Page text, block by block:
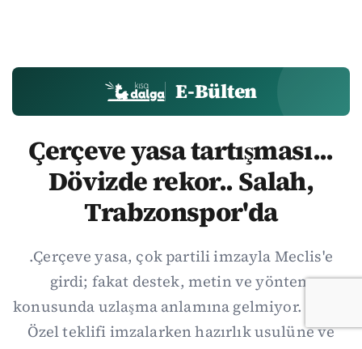
E-Bülten
Çerçeve yasa tartışması...
Dövizde rekor.. Salah,
Trabzonspor'da
.Çerçeve yasa, çok partili imzayla Meclis'e
girdi; fakat destek, metin ve yöntem
konusunda uzlaşma anlamına gelmiyor. Özgür
Özel teklifi imzalarken hazırlık usulüne ve